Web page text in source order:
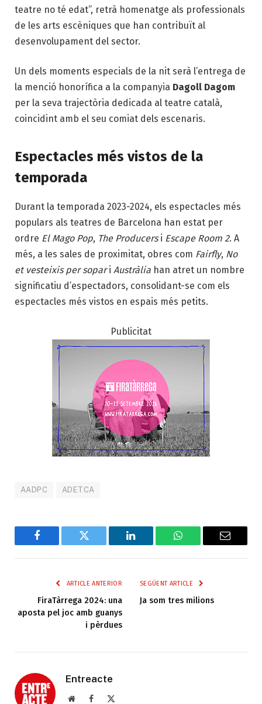
teatre no té edat”, retrà homenatge als professionals
de les arts escèniques que han contribuït al
desenvolupament del sector.
Un dels moments especials de la nit serà l’entrega de
la menció honorífica a la companyia Dagoll Dagom
per la seva trajectòria dedicada al teatre català,
coincidint amb el seu comiat dels escenaris.
Espectacles més vistos de la
temporada
Durant la temporada 2023-2024, els espectacles més
populars als teatres de Barcelona han estat per
ordre El Mago Pop, The Producersi Escape Room 2. A
més, a les sales de proximitat, obres com Fairfly, No
et vesteixis per sopari Austràlia han atret un nombre
significatiu d’espectadors, consolidant-se com els
espectacles més vistos en espais més petits.
Publicitat
AADPC ADETCA
Facebook Twitter LinkedIn WhatsAppEmail
ARTICLE ANTERIOR
FiraTàrrega 2024: una
aposta pel joc amb guanys
i pèrdues
SEGÜENT ARTICLE
Ja som tres milions
Entreacte
Web Facebook